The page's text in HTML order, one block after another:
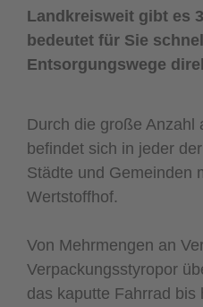
Landkreisweit gibt es
bedeutet für Sie
Entsorgungswege
Durch die große Anzahl
befindet sich in jeder
Städte und Gemeinden
Wertstoffhof.
Von Mehrmengen an
Verpackungsstyropor
das kaputte Fahrrad bis